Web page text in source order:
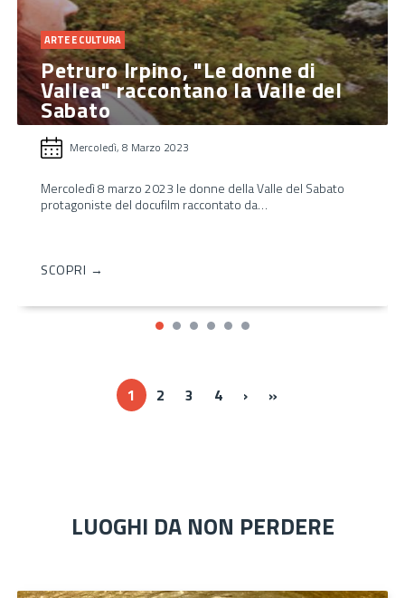
ARTE E CULTURA
Petruro Irpino, "Le donne di
Vallea" raccontano la Valle del
Sabato
Mercoledì, 8 Marzo 2023
Mercoledì 8 marzo 2023 le donne della Valle del Sabato
protagoniste del docufilm raccontato da…
SCOPRI →
1 2 3 4 ›Next ›
»
LUOGHI DA NON PERDERE